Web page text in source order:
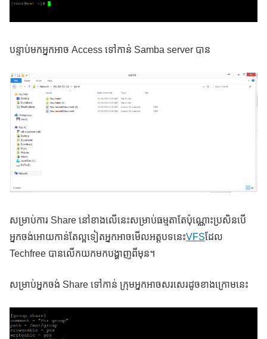
បន្ទាប់មកអ្នកអាច Access ទៅកាន់ Samba server បាន
សម្រាប់ការ Share នៅខាងលើនេះសម្រាប់ធម្មតាតែប៉ុណ្ណោះប្រសិនបើ
អ្នកចង់អោយកាន់តែល្អទៀតអ្នកអាចមើលអត្តបទនេះVFSដែល
Techfree បានលើកយកមកបង្ហាញពីមុន។
សម្រាប់អ្នកចង់ Share ទៅកាន់ ក្រុមអ្នកអាចសរសេរដូចខាងក្រោមនេះ